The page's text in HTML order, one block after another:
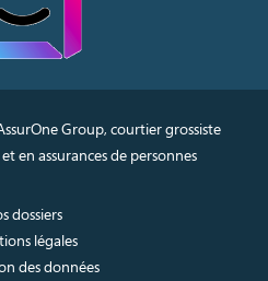
Group, courtier grossiste
en assurances de personnes
dossiers
légales
des données